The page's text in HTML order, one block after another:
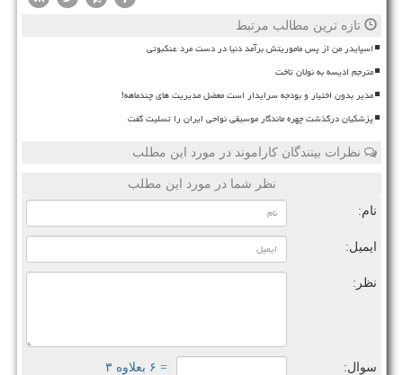
تازه ترین مطالب مرتبط
اسپایدر من از پس ماموریتش برآمد دنیا در دست مرد عنکبوتی
مترجم ادیسه به نولان تاخت
مدیر بدون اختیار و بودجه سرایدار است معضل مدیریت های چندماهه!
پزشکیان درگذشت چهره ماندگار موسیقی نواحی ایران را تسلیت گفت
نظرات بینندگان کاراموند در مورد این مطلب
نظر شما در مورد این مطلب
نام:
ایمیل:
نظر:
سوال: = ۶ بعلاوه ۳